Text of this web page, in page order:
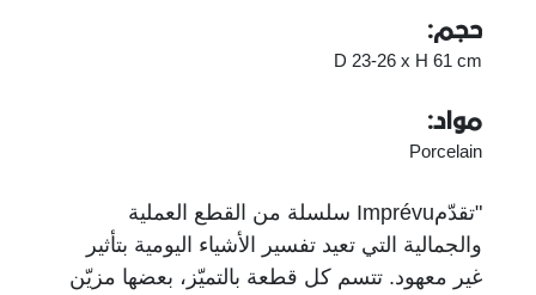
حجم:
D 23-26 x H 61 cm
مواد:
Porcelain
"تقدّمImprévu سلسلة من القطع العملية
والجمالية التي تعيد تفسير الأشياء اليومية بتأثير
غير معهود. تتسم كل قطعة بالتميّز، بعضها مزيّن